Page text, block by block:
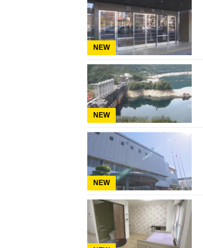
NEW
NEW
NEW